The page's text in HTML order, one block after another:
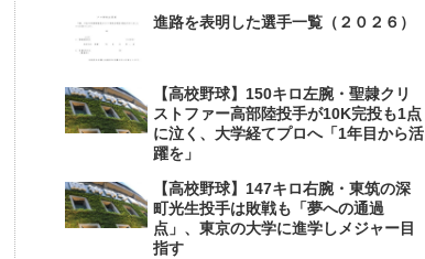
進路を表明した選手一覧（２０２６）
【高校野球】150キロ左腕・聖隷クリ
ストファー高部陸投手が10K完投も1点
に泣く、大学経てプロへ「1年目から活
躍を」
【高校野球】147キロ右腕・東筑の深
町光生投手は敗戦も「夢への通過
点」、東京の大学に進学しメジャー目
指す